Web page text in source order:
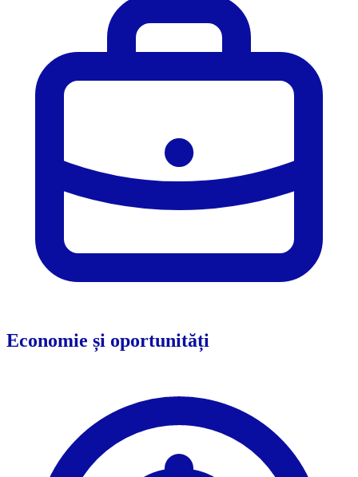
Economie și oportunități